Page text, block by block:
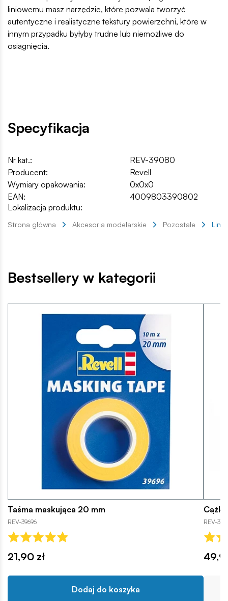
liniowemu masz narzędzie, które pozwala tworzyć
autentyczne i realistyczne tekstury powierzchni, które w
innym przypadku byłyby trudne lub niemożliwe do
osiągnięcia.
Specyfikacja
Nr kat.:
REV-39080
Producent:
Revell
Wymiary opakowania:
0x0x0
EAN:
4009803390802
Lokalizacja produktu:
Strona główna Akcesoria modelarskie Pozostałe Line
Bestsellery w kategorii
Taśma maskująca 20 mm
REV-39696
21,90 zł
Dodaj do koszyka
REV-